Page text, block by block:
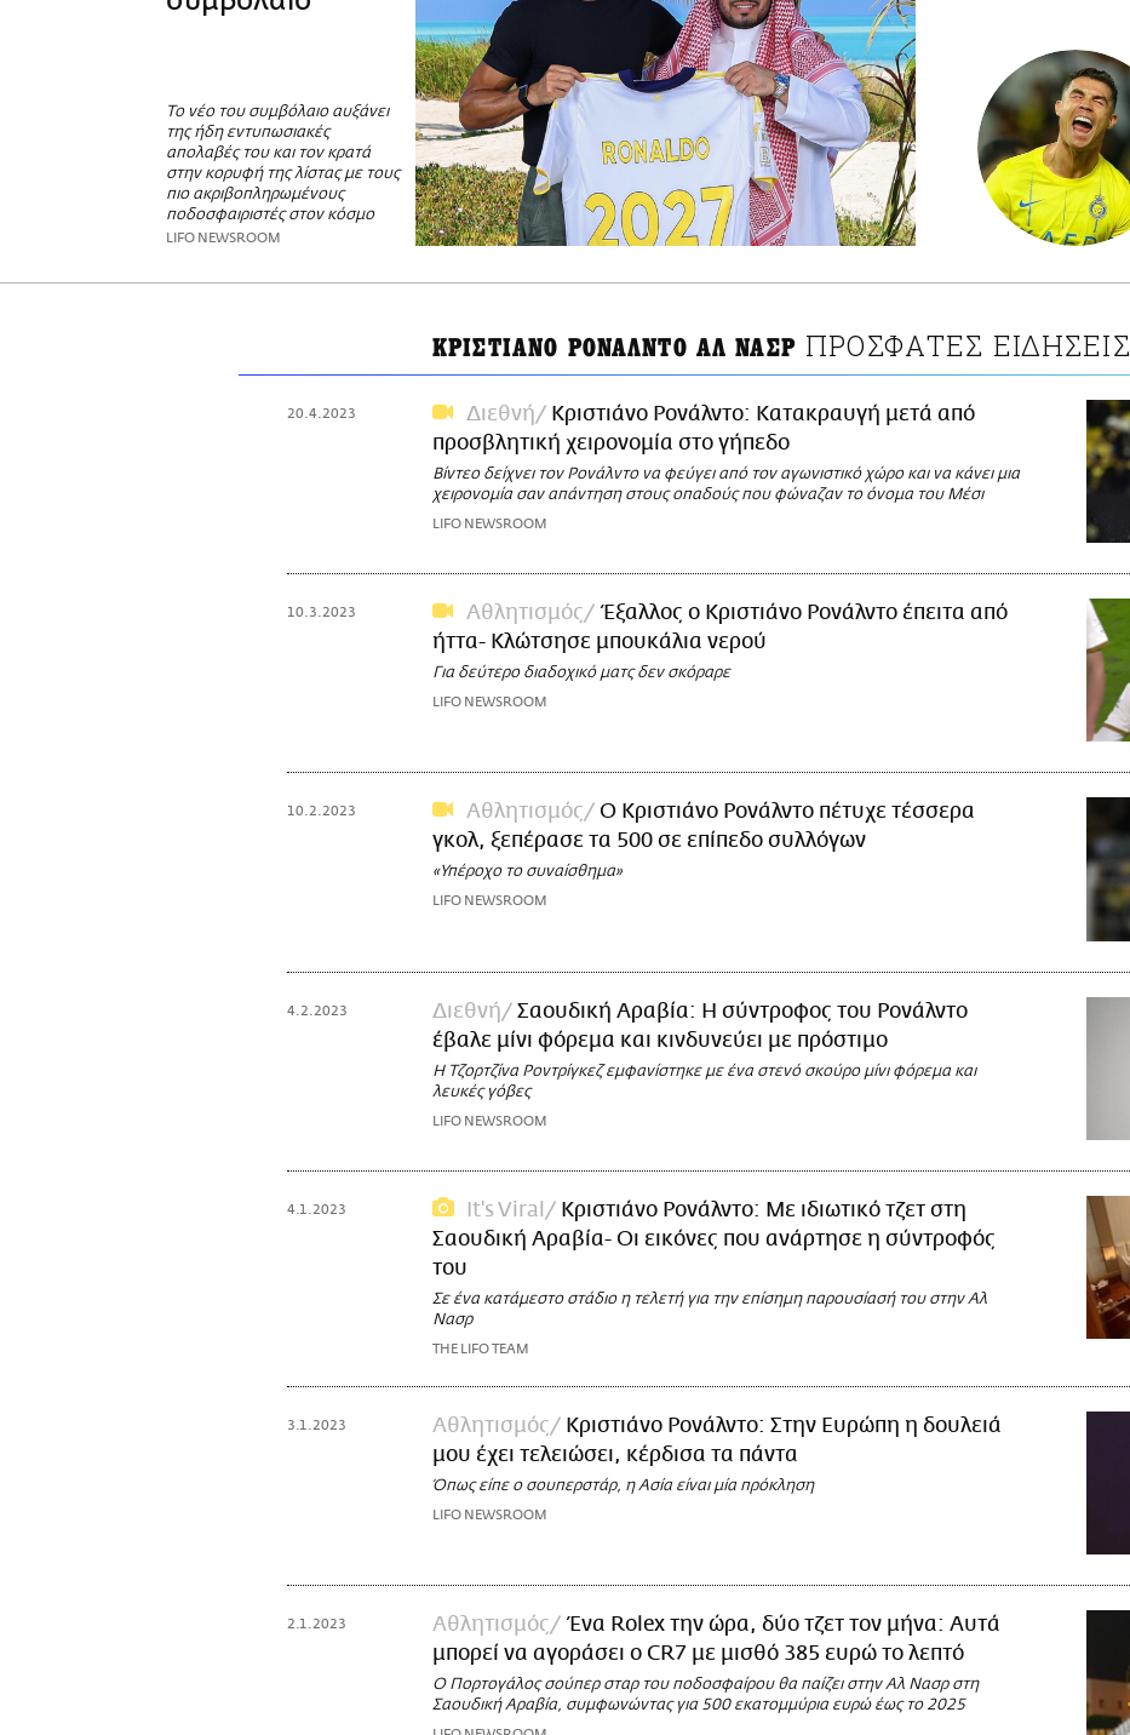
Το νέο του συμβόλαιο αυξάνει
της ήδη εντυπωσιακές
απολαβές του και τον κρατά
στην κορυφή της λίστας με τους
πιο ακριβοπληρωμένους
ποδοσφαιριστές στον κόσμο
LIFO NEWSROOM
ΚΡΙΣΤΙΑΝΟ ΡΟΝΑΛΝΤΟ ΑΛ ΝΑΣΡ ΠΡΟΣΦΑΤΕΣ ΕΙΔΗΣΕΙΣ
20.4.2023 Διεθνή
Κριστιάνο Ρονάλντο: Κατακραυγή μετά από
προσβλητική χειρονομία στο γήπεδο
Βίντεο δείχνει τον Ρονάλντο να φεύγει από τον αγωνιστικό χώρο και να κάνει μια
χειρονομία σαν απάντηση στους οπαδούς που φώναζαν το όνομα του Μέσι
LIFO NEWSROOM
10.3.2023 Αθλητισμός
Έξαλλος ο Κριστιάνο Ρονάλντο έπειτα από
ήττα- Κλώτσησε μπουκάλια νερού
Για δεύτερο διαδοχικό ματς δεν σκόραρε
LIFO NEWSROOM
10.2.2023 Αθλητισμός
Ο Κριστιάνο Ρονάλντο πέτυχε τέσσερα
γκολ, ξεπέρασε τα 500 σε επίπεδο συλλόγων
«Υπέροχο το συναίσθημα»
LIFO NEWSROOM
4.2.2023 Διεθνή
Σαουδική Αραβία: Η σύντροφος του Ρονάλντο
έβαλε μίνι φόρεμα και κινδυνεύει με πρόστιμο
Η Τζορτζίνα Ροντρίγκεζ εμφανίστηκε με ένα στενό σκούρο μίνι φόρεμα και
λευκές γόβες
LIFO NEWSROOM
4.1.2023 It's Viral
Κριστιάνο Ρονάλντο: Με ιδιωτικό τζετ στη
Σαουδική Αραβία- Οι εικόνες που ανάρτησε η σύντροφός
του
Σε ένα κατάμεστο στάδιο η τελετή για την επίσημη παρουσίασή του στην Αλ
Νασρ
THE LIFO TEAM
3.1.2023 Αθλητισμός
Κριστιάνο Ρονάλντο: Στην Ευρώπη η δουλειά
μου έχει τελειώσει, κέρδισα τα πάντα
Όπως είπε ο σουπερστάρ, η Ασία είναι μία πρόκληση
LIFO NEWSROOM
2.1.2023 Αθλητισμός
Ένα Rolex την ώρα, δύο τζετ τον μήνα: Αυτά
μπορεί να αγοράσει ο CR7 με μισθό 385 ευρώ το λεπτό
Ο Πορτογάλος σούπερ σταρ του ποδοσφαίρου θα παίζει στην Αλ Νασρ στη
Σαουδική Αραβία, συμφωνώντας για 500 εκατομμύρια ευρώ έως το 2025